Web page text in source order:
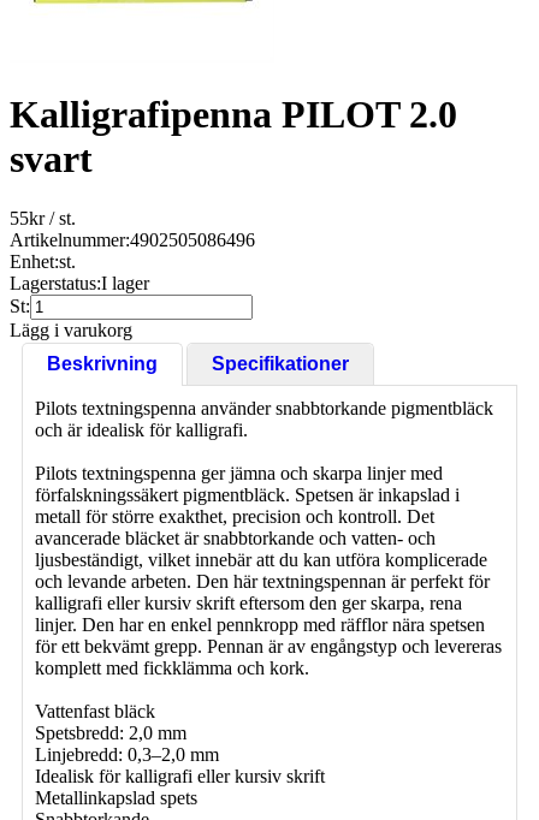
Kalligrafipenna PILOT 2.0
svart
55kr/ st.
Artikelnummer:4902505086496
Enhet:st.
Lagerstatus:I lager
St:
Lägg i varukorg
Beskrivning
Specifikationer
Pilots textningspenna använder snabbtorkande pigmentbläck
och är idealisk för kalligrafi.
Pilots textningspenna ger jämna och skarpa linjer med
förfalskningssäkert pigmentbläck. Spetsen är inkapslad i
metall för större exakthet, precision och kontroll. Det
avancerade bläcket är snabbtorkande och vatten- och
ljusbeständigt, vilket innebär att du kan utföra komplicerade
och levande arbeten. Den här textningspennan är perfekt för
kalligrafi eller kursiv skrift eftersom den ger skarpa, rena
linjer. Den har en enkel pennkropp med räfflor nära spetsen
för ett bekvämt grepp. Pennan är av engångstyp och levereras
komplett med fickklämma och kork.
Vattenfast bläck
Spetsbredd: 2,0 mm
Linjebredd: 0,3–2,0 mm
Idealisk för kalligrafi eller kursiv skrift
Metallinkapslad spets